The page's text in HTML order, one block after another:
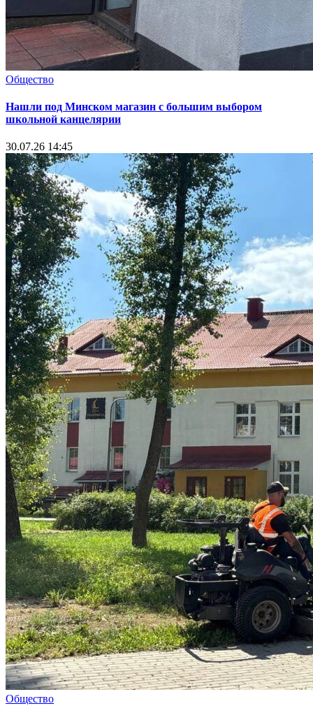
Общество
Нашли под Минском магазин с большим выбором
школьной канцелярии
30.07.26 14:45
Общество